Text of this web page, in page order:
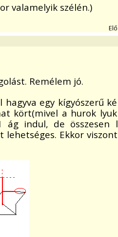
valamelyik szélén.)
Remélem jó.
egy kígyószerű
kört(mivel a hurok
indul, de összesen
Ekkor